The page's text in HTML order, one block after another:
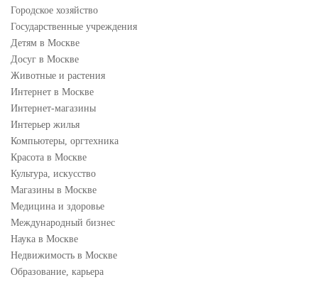
Городское хозяйство
Государственные учреждения
Детям в Москве
Досуг в Москве
Животные и растения
Интернет в Москве
Интернет-магазины
Интерьер жилья
Компьютеры, оргтехника
Красота в Москве
Культура, искусство
Магазины в Москве
Медицина и здоровье
Международный бизнес
Наука в Москве
Недвижимость в Москве
Образование, карьера